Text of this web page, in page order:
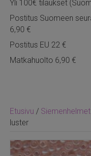
Etusivu / Siemenhelmet
luster
Yli 100€ tilaukset
Postitus Suomeen
6,90 €
Postitus EU 22 €
Matkahuolto 6,90 €